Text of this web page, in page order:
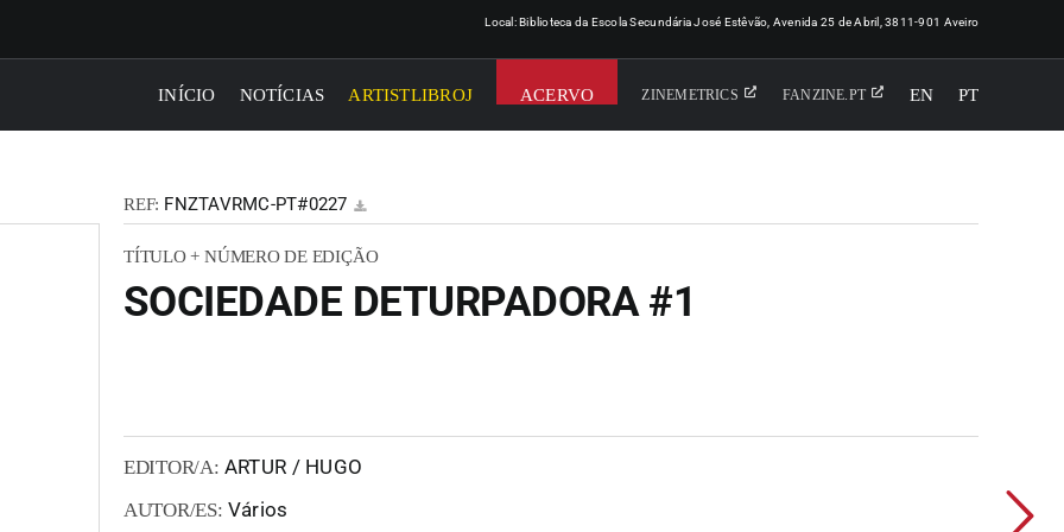
Local: Biblioteca da Escola Secundária José Estêvão, Avenida 25 de Abril, 3811-901 Aveiro
INÍCIO NOTÍCIAS ARTISTLIBROJ ACERVO ZINEMETRICS FANZINE.PT EN PT
REF: FNZTAVRMC-PT#0227
TÍTULO + NÚMERO DE EDIÇÃO
SOCIEDADE DETURPADORA #1
EDITOR/A: ARTUR / HUGO
AUTOR/ES: Vários